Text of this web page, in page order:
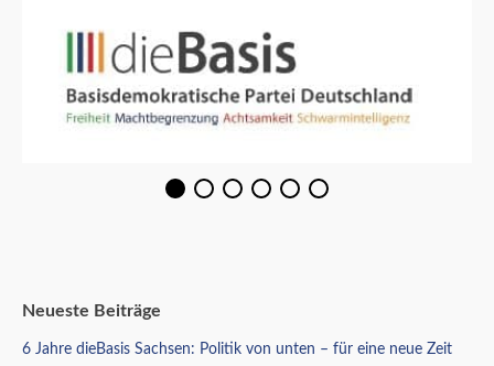
Neueste Beiträge
6 Jahre dieBasis Sachsen: Politik von unten – für eine neue Zeit